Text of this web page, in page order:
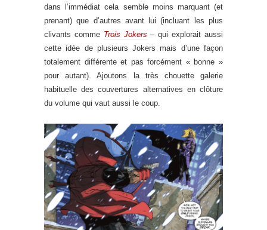
dans l’immédiat cela semble moins marquant (et
prenant) que d’autres avant lui (incluant les plus
clivants comme Trois Jokers – qui explorait aussi
cette idée de plusieurs Jokers mais d’une façon
totalement différente et pas forcément « bonne »
pour autant). Ajoutons la très chouette galerie
habituelle des couvertures alternatives en clôture
du volume qui vaut aussi le coup.